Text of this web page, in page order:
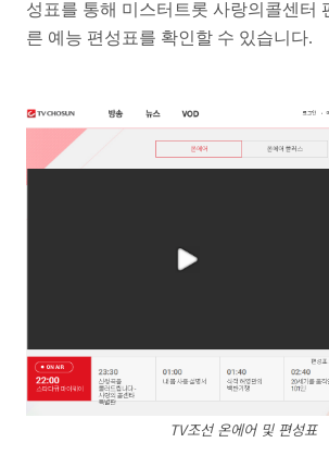
성표를 통해 미스터트롯 사랑의콜센터
른 예능 편성표를 확인할 수 있습니다.
TV조선 온에어 및 편성표